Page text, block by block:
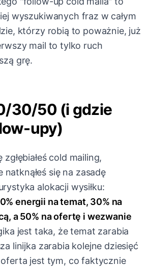
wyszukiwanych fraz w całym
którzy robią to poważnie, już
mail to tylko ruch
grę.
30/50 (i gdzie
upy)
cold mailing,
się na zasadę
alokacji wysiłku:
energii na temat, 30% na
a 50% na ofertę i wezwanie
jest taka, że temat zarabia
linijka zarabia kolejne dziesięć
oferta jest tym, co faktycznie